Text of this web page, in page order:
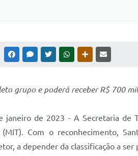
FACEBOOKMESSENGER
TWITTERWHATSAPPOUTRAS MÍDIAS
grupo e poderá receber R$ 700
janeiro de 2023 - A Secretaria de
(MIT). Com o reconhecimento,
a depender da classificação a ser